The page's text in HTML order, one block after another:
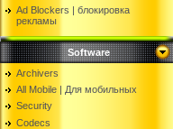
Ad Blockers | блокировкa
рекламы
Software
Archivers
All Mobile | Для мобильных
Security
Codecs